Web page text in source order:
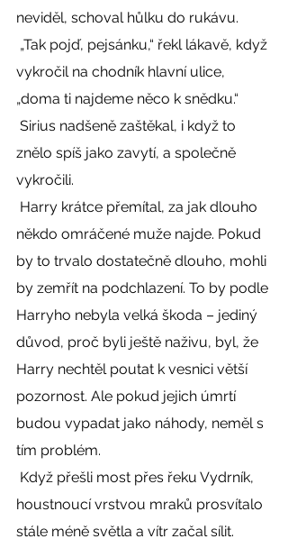
neviděl, schoval hůlku do rukávu.
vykročil na chodník hlavní ulice,
„doma ti najdeme něco k snědku.“
znělo spíš jako zavytí, a společně
vykročili.
někdo omráčené muže najde. Pokud
by to trvalo dostatečně dlouho, mohli
by zemřít na podchlazení. To by podle
Harryho nebyla velká škoda – jediný
důvod, proč byli ještě naživu, byl, že
Harry nechtěl poutat k vesnici větší
pozornost. Ale pokud jejich úmrtí
budou vypadat jako náhody, neměl s
tím problém.
houstnoucí vrstvou mraků prosvítalo
stále méně světla a vítr začal sílit.